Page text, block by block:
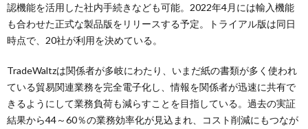
認機能を活用した社内手続きなども可能。2022年4月には輸入機能
も合わせた正式な製品版をリリースする予定。トライアル版は同日
時点で、20社が利用を決めている。
TradeWaltzは関係者が多岐にわたり、いまだ紙の書類が多く使われ
ている貿易関連業務を完全電子化し、情報を関係者が迅速に共有で
きるようにして業務負荷も減らすことを目指している。過去の実証
結果から44～60％の業務効率化が見込まれ、コスト削減にもつなが